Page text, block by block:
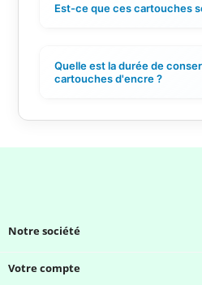
Est-ce que ces cartouches
Quelle est la durée de
cartouches d'encre ?
Notre société
Votre compte